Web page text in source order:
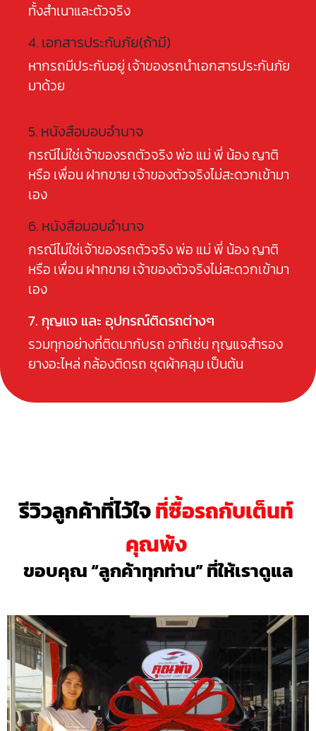
ทั้งสำเนาและตัวจริง
4. เอกสารประกันภัย(ถ้ามี)
หากรถมีประกันอยู่ เจ้าของรถนำเอกสารประกันภัย
มาด้วย
5. หนังสือมอบอำนาจ
กรณีไม่ใช่เจ้าของรถตัวจริง พ่อ แม่ พี่ น้อง ญาติ
หรือ เพื่อน ฝากขาย เจ้าของตัวจริงไม่สะดวกเข้ามา
เอง
6. หนังสือมอบอำนาจ
กรณีไม่ใช่เจ้าของรถตัวจริง พ่อ แม่ พี่ น้อง ญาติ
หรือ เพื่อน ฝากขาย เจ้าของตัวจริงไม่สะดวกเข้ามา
เอง
7. กุญแจ และ อุปกรณ์ติดรถต่างๆ
รวมทุกอย่างที่ติดมากับรถ อาทิเช่น กุญแจสำรอง
ยางอะไหล่ กล้องติดรถ ชุดผ้าคลุม เป็นต้น
รีวิวลูกค้าที่ไว้ใจที่ซื้อรถกับเต็นท์
คุณพ้ง
ขอบคุณ “ลูกค้าทุกท่าน” ที่ให้เราดูแล